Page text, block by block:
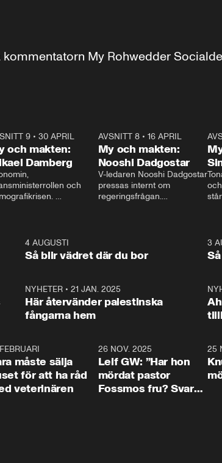
My Rohwedder
9• 30 APRIL
och makten:
Damberg
och
och Makten.
AVSNITT 8• 16 APRIL
My och makten:
Nooshi Dadgostar
V-ledaren Nooshi Dadgostar
pressas internt om
regeringsfrågan.
– Vi ställer upp i val. Ska vi
vara med så sitter vi förstås
1:064 AUGUSTI
Så blir vädret där du bor
3
NYHETER •21 JAN. 2025
Här återvänder palestinska
fångarna hem
måste sälja
för att ha råd
veterinären
26 NOV. 2025
Leif GW: ”Har hon
mördat pastor
Fossmos fru? Svar
25